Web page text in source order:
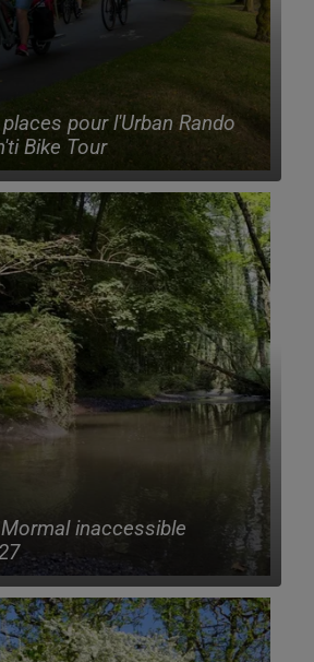
pour l'Urban Rando
Bike Tour
inaccessible